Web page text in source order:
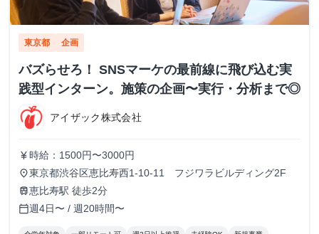
東京都 企画
バズらせろ！ SNSマーケの最前線に飛び込む実
践型インターン。施策の企画〜実行・分析まで◎
アイザック株式会社
currency_yen 時給：1500円〜3000円
place東京都渋谷区恵比寿西1-10-11 フジワラビルディング2F
train恵比寿駅 徒歩2分
calendar_today週4日〜 / 週20時間〜